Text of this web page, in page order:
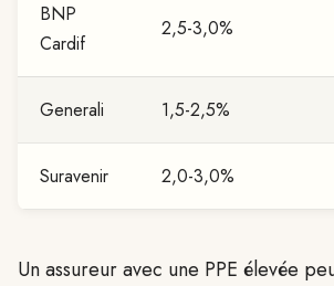
BNP
Cardif
2,5-3,0%
Generali 1,5-2,5%
Suravenir 2,0-3,0%
Un assureur avec une PPE élevée